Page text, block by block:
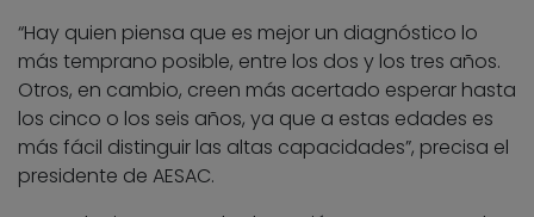
“Hay quien piensa que es mejor un diagnóstico lo
más temprano posible, entre los dos y los tres años.
Otros, en cambio, creen más acertado esperar hasta
los cinco o los seis años, ya que a estas edades es
más fácil distinguir las altas capacidades”, precisa el
presidente de AESAC.